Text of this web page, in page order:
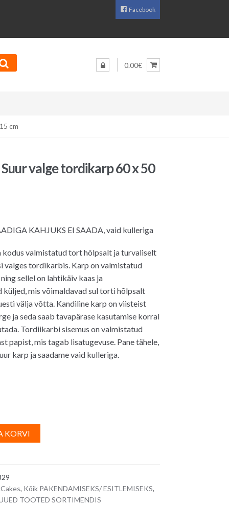
Facebook
0.00€
cm
valge tordikarp 60 x 50
KAHJUKS EI SAADA, vaid kulleriga
kodus valmistatud tort hõlpsalt ja turvaliselt
valges tordikarbis. Karp on valmistatud
sellel on lahtikäiv kaas ja
küljed, mis võimaldavad sul torti hõlpsalt
välja võtta. Kandiline karp on viisteist
ja seda saab tavapärase kasutamise korral
Tordiikarbi sisemus on valmistatud
papist, mis tagab lisatugevuse. Pane tähele,
karp ja saadame vaid kulleriga.
KORVI
l
, Kõik PAKENDAMISEKS/ ESITLEMISEKS,
TOOTED SORTIMENDIS